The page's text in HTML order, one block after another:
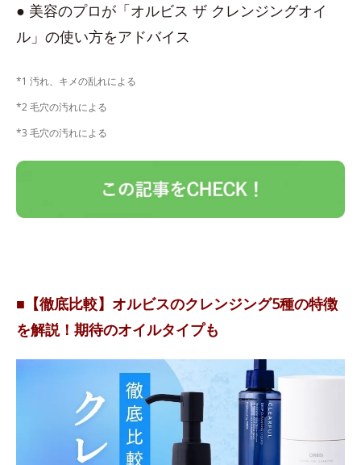
● 美容のプロが「オルビス ザ クレンジングオイ
ル」の使い方をアドバイス
*1 汚れ、キメの乱れによる
*2 毛穴の汚れによる
*3 毛穴の汚れによる
■【徹底比較】オルビスのクレンジング5種の特徴
を解説！期待のオイルタイプも